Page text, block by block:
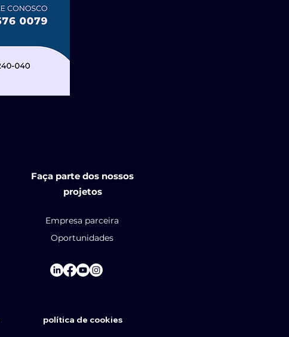
Faça parte dos nossos
projetos
Empresa parceira
Oportunidades
política de cookies